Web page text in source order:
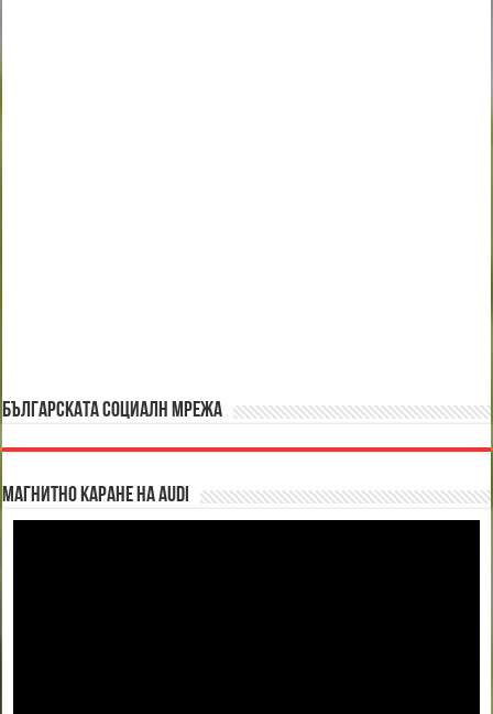
БЪЛГАРСКАТА СОЦИАЛН МРЕЖА
Магнитно каране на Audi